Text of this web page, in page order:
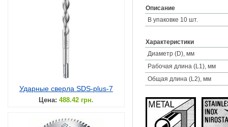
Ударные сверла SDS-plus-7
Цена: 488.42 грн.
Описание
В упаковке 10 шт.
Характеристики
Диаметр (D), мм
Рабочая длина (L1), мм
Общая длина (L2), мм